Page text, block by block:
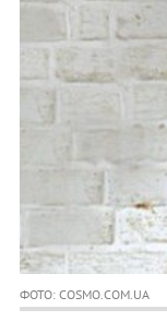
ФОТО: COSMO.COM.UA